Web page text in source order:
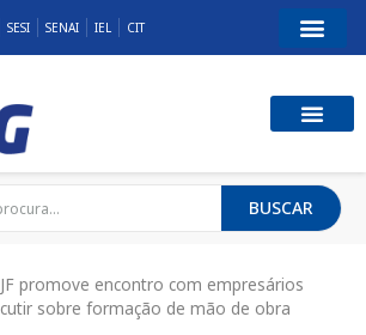
SESI SENAI IEL CIT
BUSCAR
promove encontro com empresários
sobre formação de mão de obra